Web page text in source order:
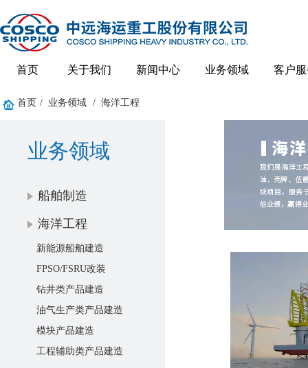
首页 关于我们 新闻中心 业务领域 客户
首页 / 业务领域 / 海洋工程
业务领域
船舶制造
海洋工程
新能源船舶建造
FPSO/FSRU改装
钻井类产品建造
油气生产类产品建造
模块产品建造
工程辅助类产品建造